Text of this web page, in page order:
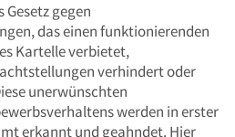
gegen
das einen funktionierenden
Kartelle verbietet,
verhindert oder
unerwünschten
werden in erster
erkannt und geahndet. Hier